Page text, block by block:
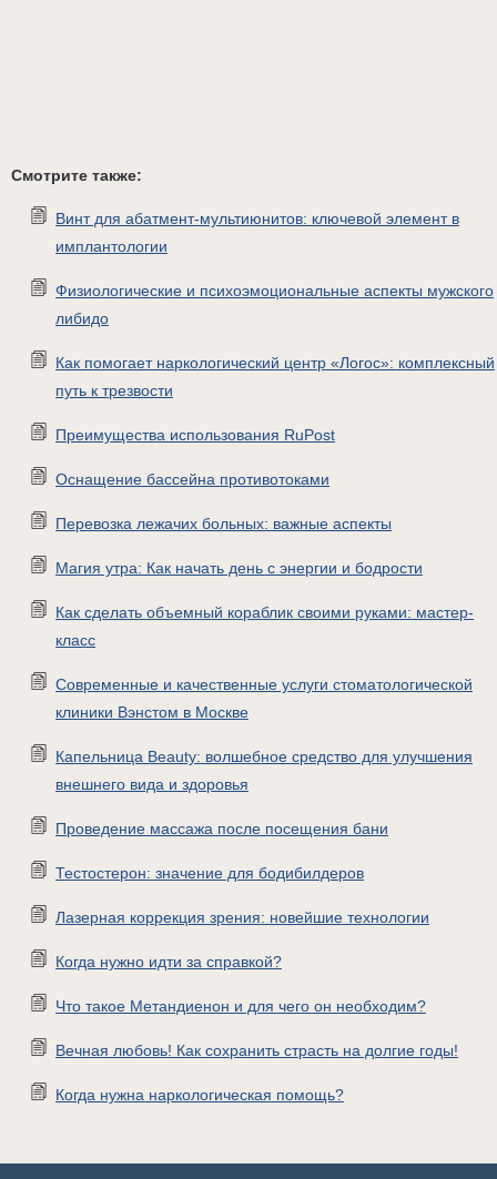
Смотрите также:
Винт для абатмент-мультиюнитов: ключевой элемент в
имплантологии
Физиологические и психоэмоциональные аспекты мужского
либидо
Как помогает наркологический центр «Логос»: комплексный
путь к трезвости
Преимущества использования RuPost
Оснащение бассейна противотоками
Перевозка лежачих больных: важные аспекты
Магия утра: Как начать день с энергии и бодрости
Как сделать объемный кораблик своими руками: мастер-
класс
Современные и качественные услуги стоматологической
клиники Вэнстом в Москве
Капельница Beauty: волшебное средство для улучшения
внешнего вида и здоровья
Проведение массажа после посещения бани
Тестостерон: значение для бодибилдеров
Лазерная коррекция зрения: новейшие технологии
Когда нужно идти за справкой?
Что такое Метандиенон и для чего он необходим?
Вечная любовь! Как сохранить страсть на долгие годы!
Когда нужна наркологическая помощь?